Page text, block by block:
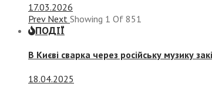
17.03.2026
Prev Next Showing 1 Of 851
ПОДІЇ
В Києві сварка через російську музику
18.04.2025